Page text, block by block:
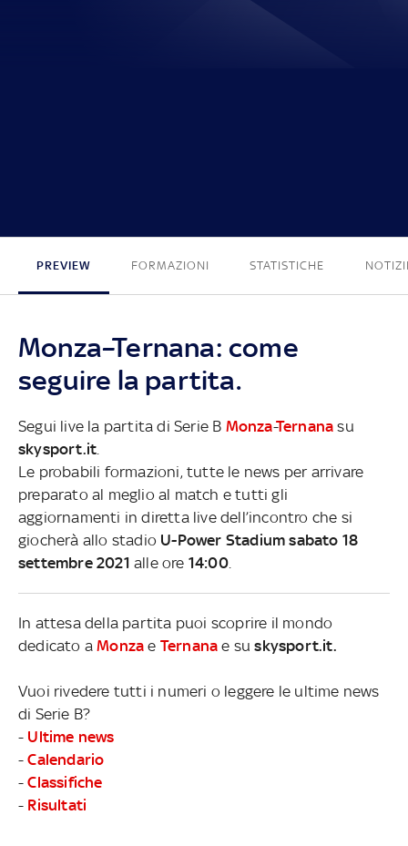
PREVIEW FORMAZIONI STATISTICHE
Monza–Ternana: come
seguire la partita.
Segui live la partita di Serie B Monza-Ternana su
skysport.it
Le probabili formazioni, tutte le news per arrivare
preparato al meglio al match e tutti gli
aggiornamenti in diretta live dell’incontro che si
giocherà allo stadio U-Power Stadium sabato 18
settembre 2021 alle ore 14:00.
In attesa della partita puoi scoprire il mondo
dedicato aMonza e Ternana e suskysport.it.
Vuoi rivedere tutti i numeri o leggere le ultime news
di Serie B?
- Ultime news
-Calendario
-Classifiche
- Risultati